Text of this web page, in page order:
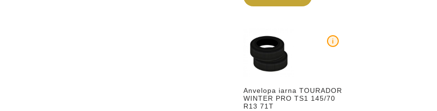
Anvelopa iarna TOURADOR
WINTER PRO TS1 145/70
R13 71T
i